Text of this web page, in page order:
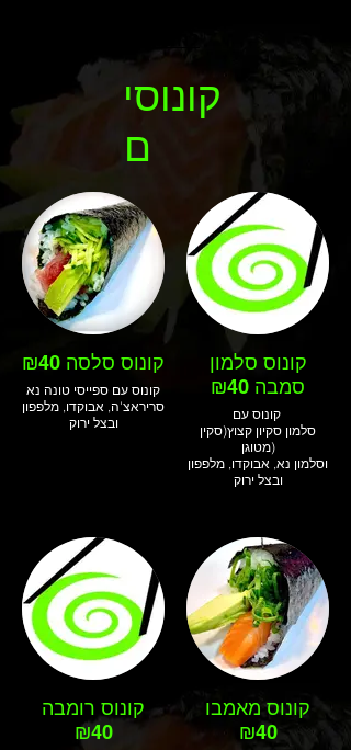
קונוסי
ם
קונוס סלסה ₪40
קונוס עם ספייסי טונה נא
סריראצ'ה, אבוקדו, מלפפון
ובצל ירוק
קונוס סלמון
סמבה ₪40
קונוס עם
סלמון סקיון קצוץ(סקין
מטוגן)
וסלמון נא, אבוקדו, מלפפון
ובצל ירוק
קונוס רומבה
₪40
קונוס מאמבו
₪40